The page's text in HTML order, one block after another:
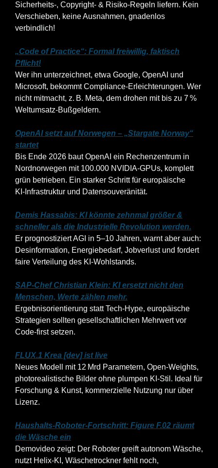
Sicherheits-, Copyright- & Risiko-Regeln liefern. Kein
Verschieben, keine Ausnahmen, gnadenlos
verbindlich!
„Code of Practice“: Formal freiwillig, faktisch
Pflicht!
Wer ihn unterzeichnet, etwa Google, OpenAI und
Microsoft, bekommt Compliance-Erleichterungen. Wer
nicht mitmacht, z. B. Meta, dem drohen mit bis zu 7 %
Weltumsatz‑Bußgeldern.
OpenAI setzt auf Norwegen – „Stargate Norway“
startet
Bis Ende 2026 baut OpenAI ein Rechenzentrum in
Nordnorwegen mit 100.000 NVIDIA‑GPUs, komplett
grün betrieben. Ein starker Schritt für europäische
KI‑Infrastruktur und Datensouveränität.
Demis Hassabis: KI könnte zehnmal größer &
schneller als die Industrielle Revolution werden.
Er prognostiziert AGI in 5–10 Jahren, warnt aber auch:
Desinformation, Energiebedarf, Jobverlust und fordert
faire Verteilung des KI-Wohlstands.
SAP‑Chef Christian Klein: KI ersetzt nicht den
Menschen, Werte zählen mehr.
Ergebnisorientierung statt Tech‑Hype, europäische
Strategien sollten gesellschaftlichen Mehrwert vor
Code-first setzen.
FLUX.1 Krea [dev] ist live
Neues Modell mit 12 Mrd Parametern, Open‑Weights,
photorealistische Bilder ohne plumpen KI‑Stil. Ideal für
Forschung & Kunst, kommerzielle Nutzung nur über
Lizenz.
Haushalts‑Roboter-Fortschritt: Figure F.02 räumt
die Wäsche ein
Demovideo zeigt: Der Roboter greift autonom Wäsche,
nutzt Helix‑KI, Wäschetrockner fehlt noch,